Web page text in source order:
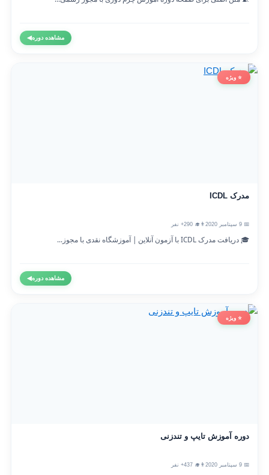
مشاهده دوره◀
⭐ ویژه
مدرک ICDL
👨‍🎓 290+ نفر
🎓 دریافت مدرک ICDL با آزمون آنلاین | آموزشگاه نقدی با مجوز...
مشاهده دوره◀
⭐ ویژه
دوره آموزش تایپ و تندزنی
👨‍🎓 437+ نفر